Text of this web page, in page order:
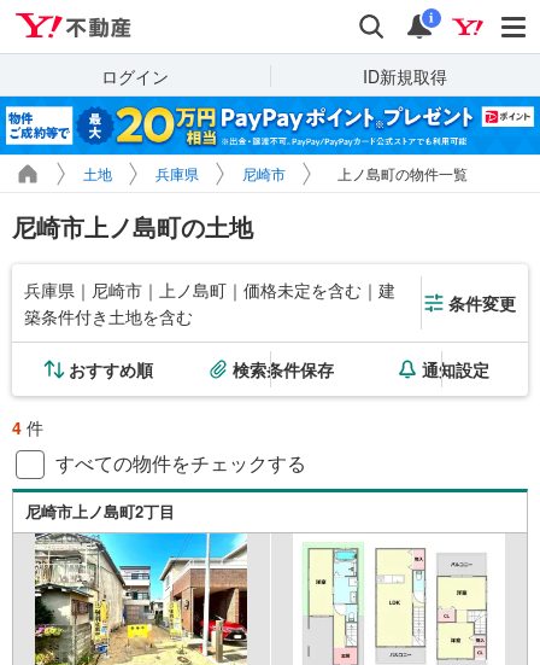
検索 通知
i
ログイン ID新規取得
土地 兵庫県 尼崎市 上ノ島町の物件一覧
尼崎市上ノ島町の土地
兵庫県｜尼崎市｜上ノ島町｜価格未定を含む｜建
築条件付き土地を含む
条件変更
おすすめ順 検索条件保存 通知設定
4 件
すべての物件をチェックする
尼崎市上ノ島町2丁目